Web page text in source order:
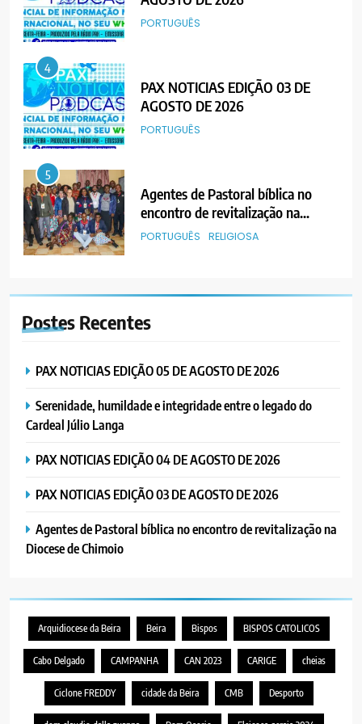
PORTUGUÊS
4
PAX NOTICIAS EDIÇÃO 03 DE
AGOSTO DE 2026
PORTUGUÊS
5
Agentes de Pastoral bíblica no
encontro de revitalização na
Diocese de Chimoio
PORTUGUÊS RELIGIOSA
“Um movimento eclesial sem
Cristo como centro é uma simples
MERCADO DE INHAMÍZUA:
VENDEDORES FOI ACEITE, MAS
CAMINHO
PORTUGUÊS
8
JUNHO DE 2026
1
PAX NOTICIAS EDIÇÃO 05 DE
AGOSTO DE 2026
PORTUGUÊS
2
Postes Recentes
PAX NOTICIAS EDIÇÃO 05 DE AGOSTO DE 2026
Serenidade, humildade e integridade entre o legado do
Cardeal Júlio Langa
PAX NOTICIAS EDIÇÃO 04 DE AGOSTO DE 2026
PAX NOTICIAS EDIÇÃO 03 DE AGOSTO DE 2026
Agentes de Pastoral bíblica no encontro de revitalização na
Diocese de Chimoio
Arquidiocese da Beira Beira Bispos BISPOS CATOLICOS
Cabo Delgado CAMPANHA CAN 2023 CARIGE cheias
Ciclone FREDDY cidade da Beira CMB Desporto